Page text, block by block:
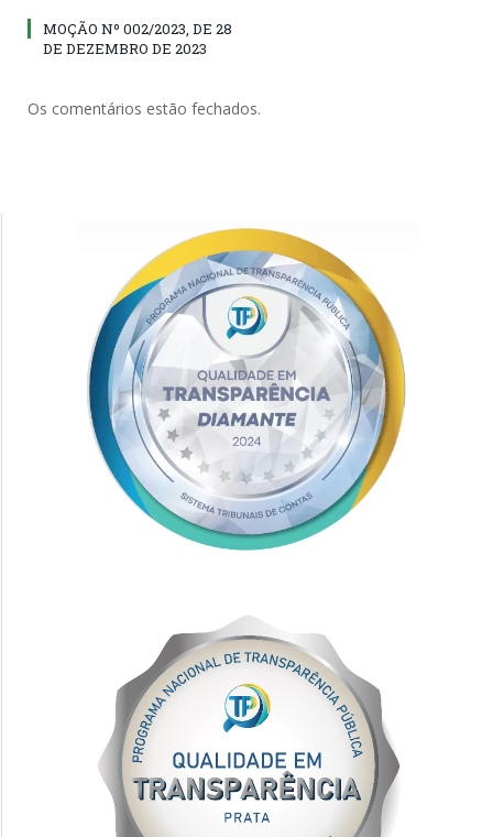
MOÇÃO Nº 002/2023, DE 28
DE DEZEMBRO DE 2023
Os comentários estão fechados.